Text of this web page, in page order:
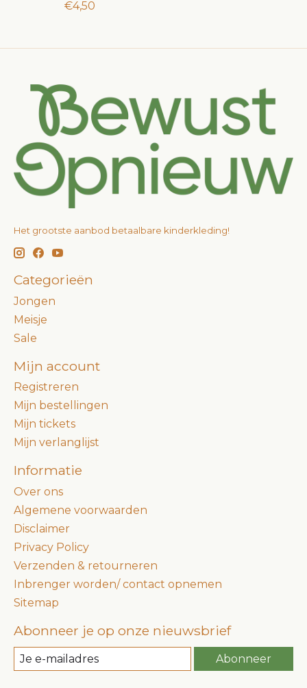
€4,50
Het grootste aanbod betaalbare kinderkleding!
Categorieën
Jongen
Meisje
Sale
Mijn account
Registreren
Mijn bestellingen
Mijn tickets
Mijn verlanglijst
Informatie
Over ons
Algemene voorwaarden
Disclaimer
Privacy Policy
Verzenden & retourneren
Inbrenger worden/ contact opnemen
Sitemap
Abonneer je op onze nieuwsbrief
Abonneer